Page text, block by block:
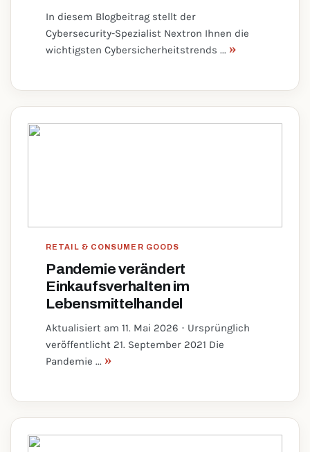
In diesem Blogbeitrag stellt der
Cybersecurity-Spezialist Nextron Ihnen die
wichtigsten Cybersicherheitstrends ... »
RETAIL & CONSUMER GOODS
Pandemie verändert
Einkaufsverhalten im
Lebensmittelhandel
Aktualisiert am 11. Mai 2026 · Ursprünglich
veröffentlicht 21. September 2021 Die
Pandemie ... »